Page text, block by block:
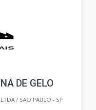
DE GELO
/ SÃO PAULO - SP